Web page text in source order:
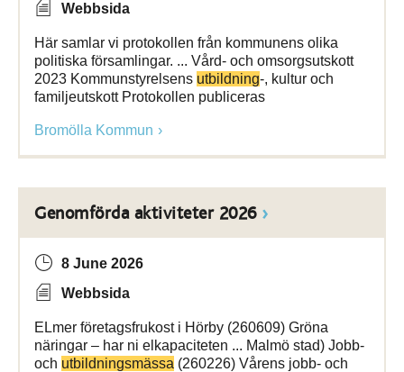
Webbsida
Här samlar vi protokollen från kommunens olika
politiska församlingar. ... Vård- och omsorgsutskott
2023 Kommunstyrelsens utbildning-, kultur och
familjeutskott Protokollen publiceras
Bromölla Kommun
Genomförda aktiviteter 2026
8 June 2026
Webbsida
ELmer företagsfrukost i Hörby (260609) Gröna
näringar – har ni elkapaciteten ... Malmö stad) Jobb-
och utbildningsmässa (260226) Vårens jobb- och